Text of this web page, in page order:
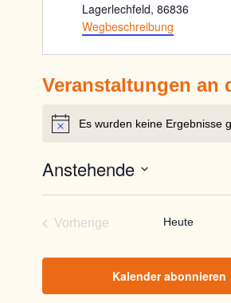
Lagerlechfeld, 86836
Wegbeschreibung
Veranstaltungen an
HinweisEs wurden keine Ergebnisse
Anstehende
Vorherige
Heute
Kalender abonnieren